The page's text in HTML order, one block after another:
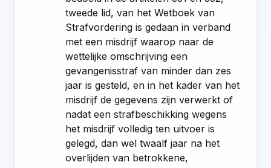
tweede lid, van het Wetboek van
Strafvordering is gedaan in verband
met een misdrijf waarop naar de
wettelijke omschrijving een
gevangenisstraf van minder dan zes
jaar is gesteld, en in het kader van het
misdrijf de gegevens zijn verwerkt of
nadat een strafbeschikking wegens
het misdrijf volledig ten uitvoer is
gelegd, dan wel twaalf jaar na het
overlijden van betrokkene,